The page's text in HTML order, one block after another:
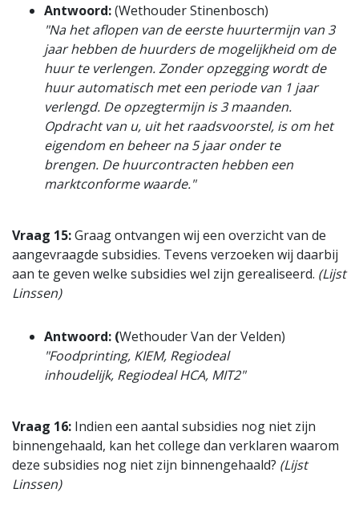
Antwoord:(Wethouder Stinenbosch)
"Na het aflopen van de eerste huurtermijn van 3
jaar hebben de huurders de mogelijkheid om de
huur te verlengen. Zonder opzegging wordt de
huur automatisch met een periode van 1 jaar
verlengd. De opzegtermijn is 3 maanden.
Opdracht van u, uit het raadsvoorstel, is om het
eigendom en beheer na 5 jaar onder te
brengen. De huurcontracten hebben een
marktconforme waarde."
Vraag 15:Graag ontvangen wij een overzicht van de
aangevraagde subsidies. Tevens verzoeken wij daarbij
aan te geven welke subsidies wel zijn gerealiseerd. (Lijst
Linssen)
Antwoord: (Wethouder Van der Velden)
"Foodprinting, KIEM, Regiodeal
inhoudelijk, Regiodeal HCA, MIT2"
Vraag 16: Indien een aantal subsidies nog niet zijn
binnengehaald, kan het college dan verklaren waarom
deze subsidies nog niet zijn binnengehaald? (Lijst
Linssen)